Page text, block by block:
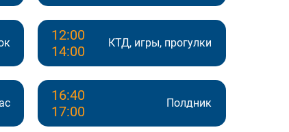
КТД, игры, прогулки
12:00
14:00
Полдник
16:40
17:00